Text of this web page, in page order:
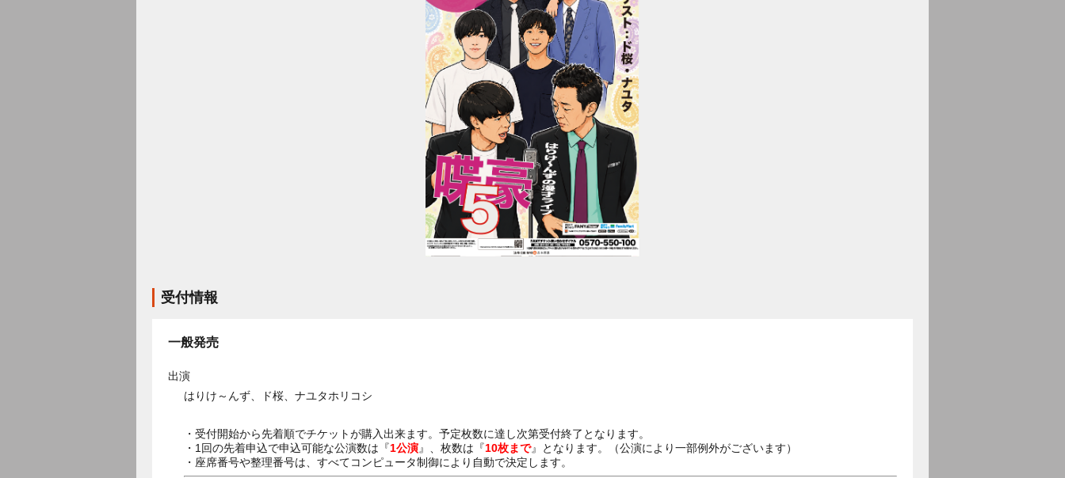
受付情報
一般発売
出演
はりけ～んず、ド桜、ナユタホリコシ
・受付開始から先着順でチケットが購入出来ます。予定枚数に達し次第受付終了となります。
・1回の先着申込で申込可能な公演数は『1公演』、枚数は『10枚まで』となります。（公演により一部例外がございます）
・座席番号や整理番号は、すべてコンピュータ制御により自動で決定します。